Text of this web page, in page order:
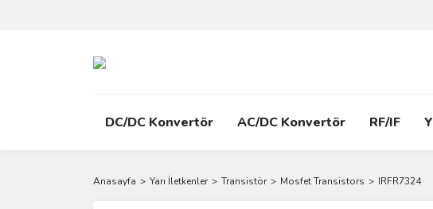
DC/DC Konvertör AC/DC Konvertör RF/IF
Anasayfa Yarı İletkenler Transistör Mosfet Transistors IRFR7324